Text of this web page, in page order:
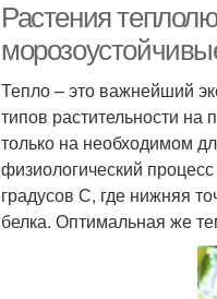
Растения
Тепло – это важнейший
типов растительности на
только на необходимом
физиологический
градусов С, где нижняя
белка. Оптимальная же